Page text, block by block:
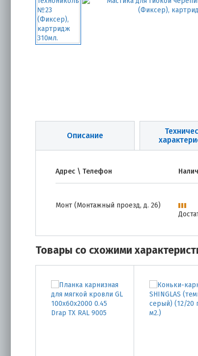
Описание
Адрес \ Телефон
Монт (Монтажный проезд, д. 26)
Товары со схожими